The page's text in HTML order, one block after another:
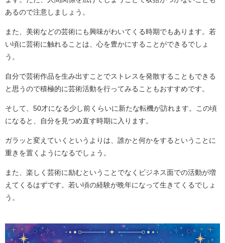
あるので注意しましょう。
また、美術などの芸術にも興味がわいてくる時期でもあります。若
い頃に芸術に触れることは、心を豊かにすることができるでしょ
う。
自分で芸術作品を生み出すことでストレスを発散することもできる
と思うので積極的に芸術活動を行ってみることもおすすめです。
そして、50才になる少し前くらいに新たな転機が訪れます。この頃
になると、自分を見つめ直す時期に入ります。
ガラッと変えていくというよりは、誰かと何かをするということに
重きを置くようになるでしょう。
また、楽しく芸術に励むということでなくビジネス面での活動が増
えてくるはずです。若い頃の経験が晩年になって生きてくるでしょ
う。